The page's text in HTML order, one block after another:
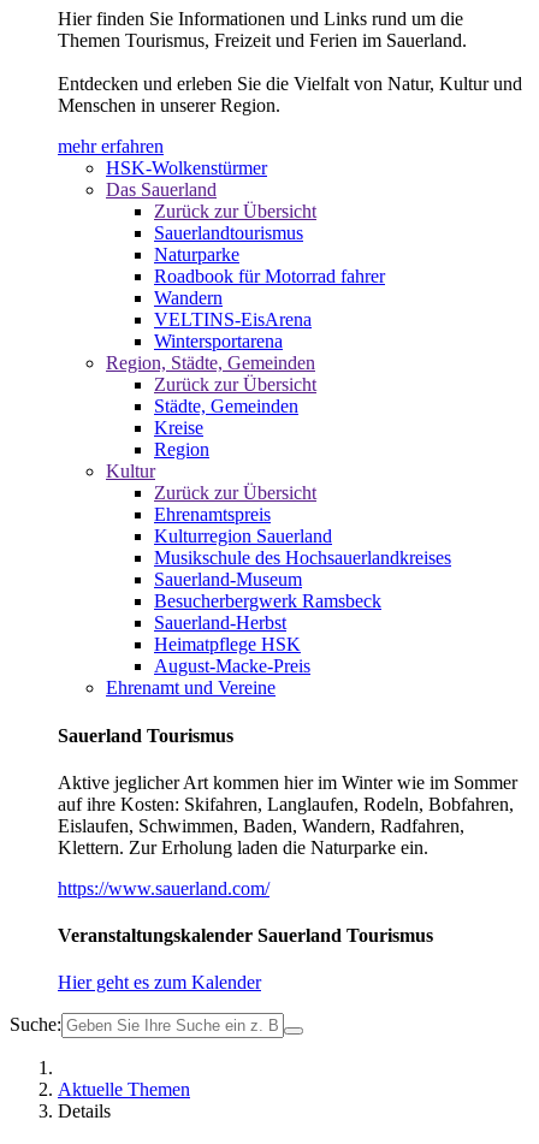
Hier finden Sie Informationen und Links rund um die
Themen Tourismus, Freizeit und Ferien im Sauerland.
Entdecken und erleben Sie die Vielfalt von Natur, Kultur und
Menschen in unserer Region.
mehr erfahren
HSK-Wolkenstürmer
Das Sauerland
Zurück zur Übersicht
Sauerlandtourismus
Naturparke
Roadbook für Motorrad fahrer
Wandern
VELTINS-EisArena
Wintersportarena
Region, Städte, Gemeinden
Zurück zur Übersicht
Städte, Gemeinden
Kreise
Region
Kultur
Zurück zur Übersicht
Ehrenamtspreis
Kulturregion Sauerland
Musikschule des Hochsauerlandkreises
Sauerland-Museum
Besucherbergwerk Ramsbeck
Sauerland-Herbst
Heimatpflege HSK
August-Macke-Preis
Ehrenamt und Vereine
Sauerland Tourismus
Aktive jeglicher Art kommen hier im Winter wie im Sommer
auf ihre Kosten: Skifahren, Langlaufen, Rodeln, Bobfahren,
Eislaufen, Schwimmen, Baden, Wandern, Radfahren,
Klettern. Zur Erholung laden die Naturparke ein.
https://www.sauerland.com/
Veranstaltungskalender Sauerland Tourismus
Hier geht es zum Kalender
Suche:
Aktuelle Themen
Details